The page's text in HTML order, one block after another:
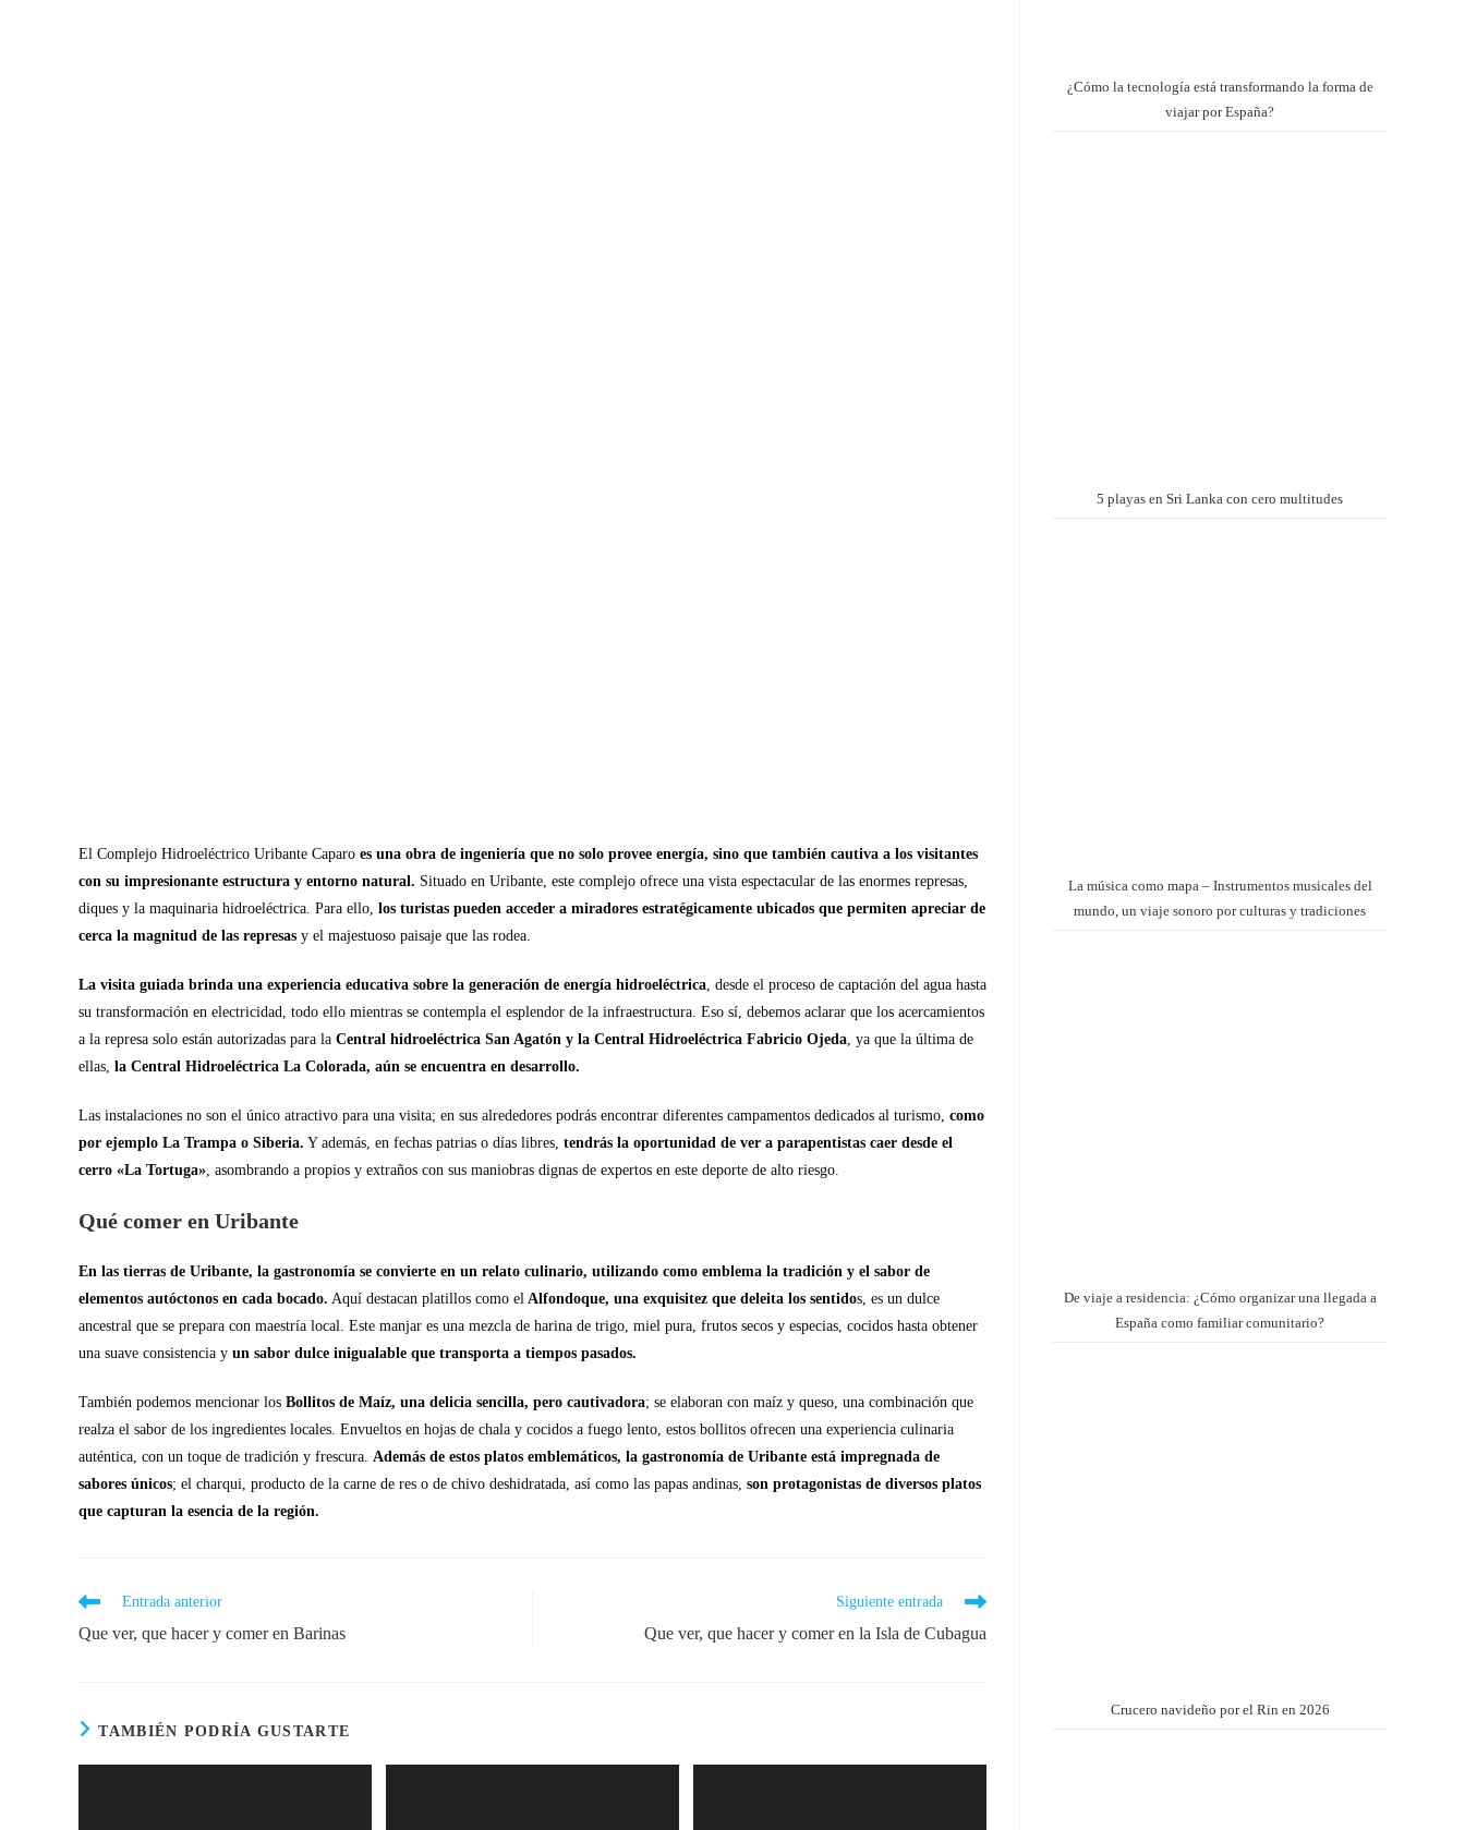
El Complejo Hidroeléctrico Uribante Caparo es una obra de ingeniería que no solo provee energía, sino que también cautiva a los visitantes
con su impresionante estructura y entorno natural. Situado en Uribante, este complejo ofrece una vista espectacular de las enormes represas,
diques y la maquinaria hidroeléctrica. Para ello, los turistas pueden acceder a miradores estratégicamente ubicados que permiten apreciar de
cerca la magnitud de las represas y el majestuoso paisaje que las rodea.
La visita guiada brinda una experiencia educativa sobre la generación de energía hidroeléctrica, desde el proceso de captación del agua hasta
su transformación en electricidad, todo ello mientras se contempla el esplendor de la infraestructura. Eso sí, debemos aclarar que los acercamientos
a la represa solo están autorizadas para la Central hidroeléctrica San Agatón y la Central Hidroeléctrica Fabricio Ojeda, ya que la última de
ellas, la Central Hidroeléctrica La Colorada, aún se encuentra en desarrollo.
Las instalaciones no son el único atractivo para una visita; en sus alrededores podrás encontrar diferentes campamentos dedicados al turismo, como
por ejemplo La Trampa o Siberia. Y además, en fechas patrias o días libres, tendrás la oportunidad de ver a parapentistas caer desde el
cerro «La Tortuga», asombrando a propios y extraños con sus maniobras dignas de expertos en este deporte de alto riesgo.
Qué comer en Uribante
En las tierras de Uribante, la gastronomía se convierte en un relato culinario, utilizando como emblema la tradición y el sabor de
elementos autóctonos en cada bocado. Aquí destacan platillos como el Alfondoque, una exquisitez que deleita los sentidos, es un dulce
ancestral que se prepara con maestría local. Este manjar es una mezcla de harina de trigo, miel pura, frutos secos y especias, cocidos hasta obtener
una suave consistencia y un sabor dulce inigualable que transporta a tiempos pasados.
También podemos mencionar los Bollitos de Maíz, una delicia sencilla, pero cautivadora; se elaboran con maíz y queso, una combinación que
realza el sabor de los ingredientes locales. Envueltos en hojas de chala y cocidos a fuego lento, estos bollitos ofrecen una experiencia culinaria
auténtica, con un toque de tradición y frescura. Además de estos platos emblemáticos, la gastronomía de Uribante está impregnada de
sabores únicos; el charqui, producto de la carne de res o de chivo deshidratada, así como las papas andinas, son protagonistas de diversos platos
que capturan la esencia de la región.
Entrada anterior
Que ver, que hacer y comer en Barinas
Siguiente entrada
Que ver, que hacer y comer en la Isla de Cubagua
TAMBIÉN PODRÍA GUSTARTE
¿Cómo la tecnología está transformando la forma de
viajar por España?
5 playas en Sri Lanka con cero multitudes
La música como mapa – Instrumentos musicales del
mundo, un viaje sonoro por culturas y tradiciones
De viaje a residencia: ¿Cómo organizar una llegada a
España como familiar comunitario?
Crucero navideño por el Rin en 2026